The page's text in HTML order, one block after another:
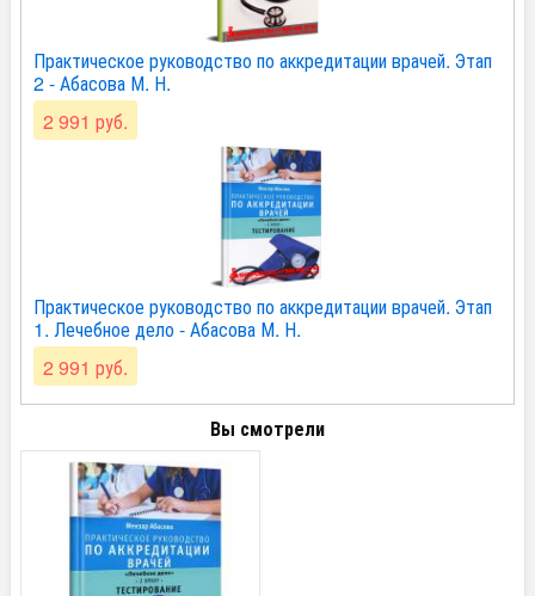
Практическое руководство по аккредитации врачей. Этап
2 - Абасова М. Н.
2 991 руб.
Практическое руководство по аккредитации врачей. Этап
1. Лечебное дело - Абасова М. Н.
2 991 руб.
Вы смотрели